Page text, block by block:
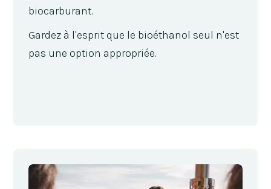
biocarburant.
Gardez à l'esprit que le bioéthanol seul n'est
pas une option appropriée.